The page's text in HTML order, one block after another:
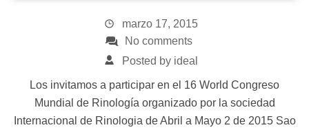
marzo 17, 2015
No comments
Posted by ideal
Los invitamos a participar en el 16 World Congreso
Mundial de Rinología organizado por la sociedad
Internacional de Rinologia de Abril a Mayo 2 de 2015 Sao